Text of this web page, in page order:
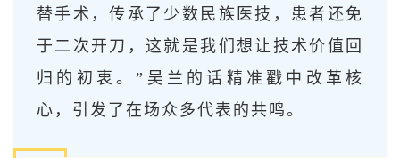
替手术，传承了少数民族医技，患者还免
于二次开刀，这就是我们想让技术价值回
归的初衷。”吴兰的话精准戳中改革核
心，引发了在场众多代表的共鸣。